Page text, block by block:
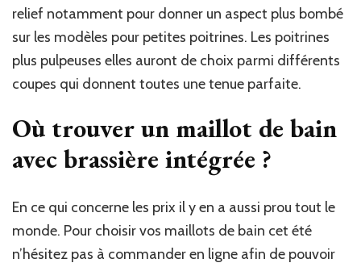
relief notamment pour donner un aspect plus bombé
sur les modèles pour petites poitrines. Les poitrines
plus pulpeuses elles auront de choix parmi différents
coupes qui donnent toutes une tenue parfaite.
Où trouver un maillot de bain
avec brassière intégrée ?
En ce qui concerne les prix il y en a aussi prou tout le
monde. Pour choisir vos maillots de bain cet été
n’hésitez pas à commander en ligne afin de pouvoir